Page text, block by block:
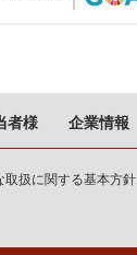
者様 企業情報
取扱に関する基本方針